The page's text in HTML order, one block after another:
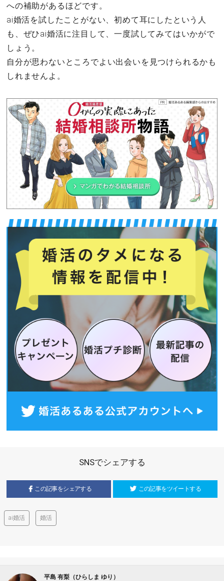
への補助があるほどです。
ai婚活を試したことがない、初めて耳にしたという人
も、ぜひai婚活に注目して、一度試してみてはいかがで
しょう。
自分が思わないところでよい出会いを見つけられるかも
しれませんよ。
SNSでシェアする
この記事をシェアする この記事をツイートする
ai婚活 婚活
平島 有梨（ひらしま ゆり）